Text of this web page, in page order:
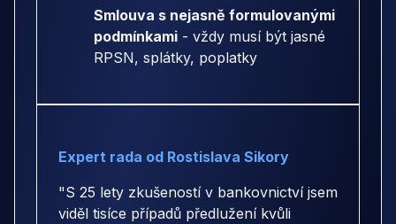
Smlouva s nejasně formulovanými
podmínkami - vždy musí být jasné
RPSN, splátky, poplatky
Expert rada od Rostislava Sikory
"S 25 lety zkušeností v bankovnictví jsem
viděl tisíce případů předlužení kvůli